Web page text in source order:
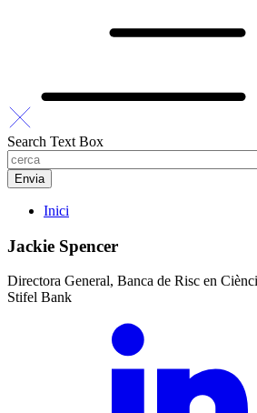
Search Text Box
Inici
Jackie Spencer
Directora General, Banca de Risc en
Stifel Bank